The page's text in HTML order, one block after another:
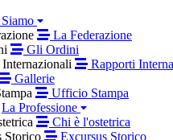
La Federazione
Gli Ordini
Rapporti
Gallerie
Ufficio Stampa
La Professione
Chi è l'ostetrica
Storico
Excursus Storico